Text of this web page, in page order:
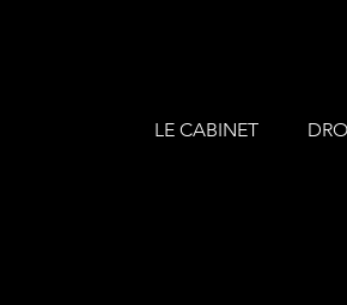
LE CABINET